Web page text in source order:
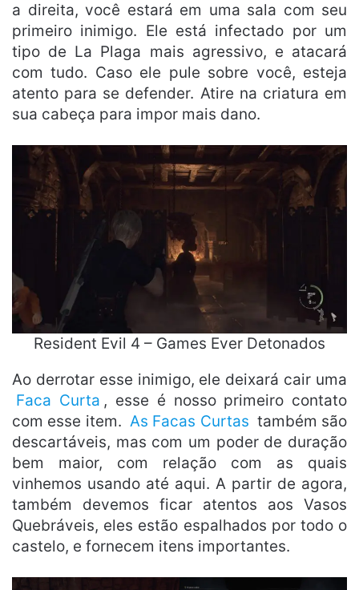
a direita, você estará em uma sala com seu
primeiro inimigo. Ele está infectado por um
tipo de La Plaga mais agressivo, e atacará
com tudo. Caso ele pule sobre você, esteja
atento para se defender. Atire na criatura em
sua cabeça para impor mais dano.
Resident Evil 4 – Games Ever Detonados
Ao derrotar esse inimigo, ele deixará cair uma
Faca Curta , esse é nosso primeiro contato
com esse item. As Facas Curtas também são
descartáveis, mas com um poder de duração
bem maior, com relação com as quais
vinhemos usando até aqui. A partir de agora,
também devemos ficar atentos aos Vasos
Quebráveis, eles estão espalhados por todo o
castelo, e fornecem itens importantes.